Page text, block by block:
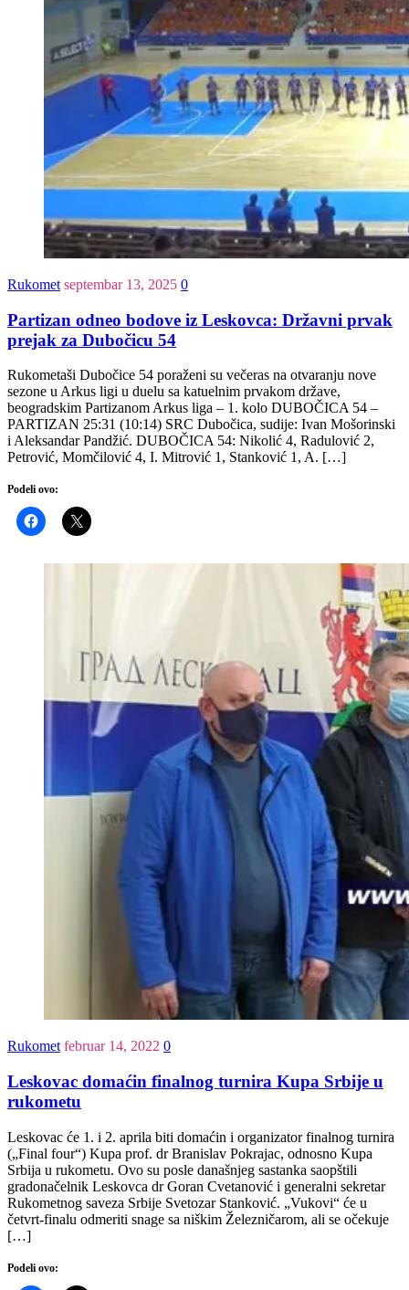
Rukomet septembar 13, 2025 0
Partizan odneo bodove iz Leskovca: Državni prvak
prejak za Dubočicu 54
Rukometaši Dubočice 54 poraženi su večeras na otvaranju nove
sezone u Arkus ligi u duelu sa katuelnim prvakom države,
beogradskim Partizanom Arkus liga – 1. kolo DUBOČICA 54 –
PARTIZAN 25:31 (10:14) SRC Dubočica, sudije: Ivan Mošorinski
i Aleksandar Pandžić. DUBOČICA 54: Nikolić 4, Radulović 2,
Petrović, Momčilović 4, I. Mitrović 1, Stanković 1, A. […]
Podeli ovo:
Rukomet februar 14, 2022 0
Leskovac domaćin finalnog turnira Kupa Srbije u
rukometu
Leskovac će 1. i 2. aprila biti domaćin i organizator finalnog turnira
(„Final four“) Kupa prof. dr Branislav Pokrajac, odnosno Kupa
Srbija u rukometu. Ovo su posle današnjeg sastanka saopštili
gradonačelnik Leskovca dr Goran Cvetanović i generalni sekretar
Rukometnog saveza Srbije Svetozar Stanković. „Vukovi“ će u
četvrt-finalu odmeriti snage sa niškim Železničarom, ali se očekuje
[…]
Podeli ovo: